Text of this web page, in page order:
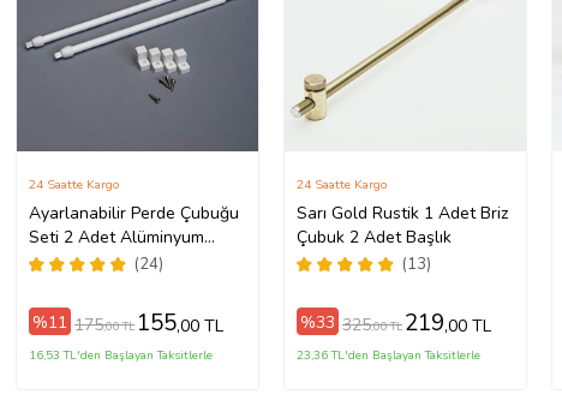
Ayarlanabilir Perde Çubuğu
Seti 2 Adet Alüminyum
Perde Briz Borusu 4 Adet
(24)
24 Saatte Kargo
%11 175,00 TL 155,00 TL
16,53 TL'den Başlayan Taksitlerle
Sarı Gold Rustik 1 Adet Briz
Çubuk 2 Adet Başlık
(13)
24 Saatte Kargo
%33 325,00 TL 219,00 TL
23,36 TL'den Başlayan Taksitlerle